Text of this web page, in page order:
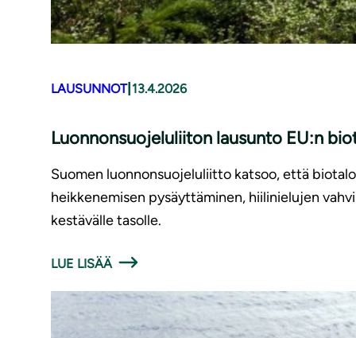
LAUSUNNOT| 13.4.2026
Luonnonsuojeluliiton lausunto EU:n
Suomen luonnonsuojeluliitto katsoo, että
heikkenemisen pysäyttäminen, hiilinielujen
kestävälle tasolle.
LUE LISÄÄ